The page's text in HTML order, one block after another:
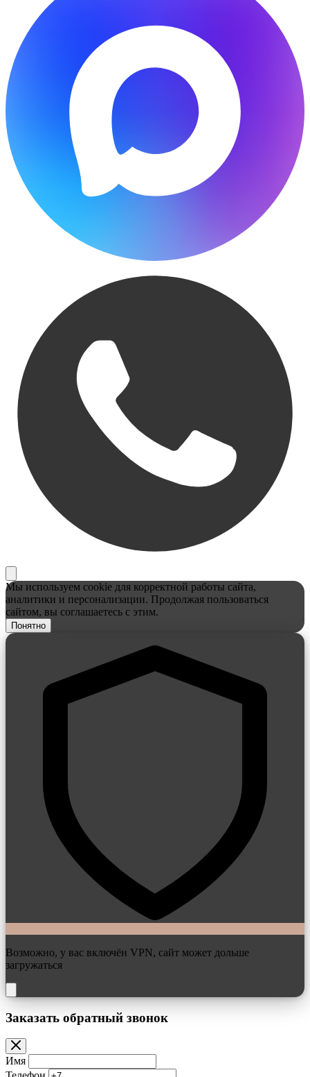
Мы используем cookie для корректной работы сайта,
аналитики и персонализации. Продолжая пользоваться
сайтом, вы соглашаетесь с этим.
Понятно
Возможно, у вас включён VPN, сайт может дольше
загружаться
Заказать обратный звонок
Имя